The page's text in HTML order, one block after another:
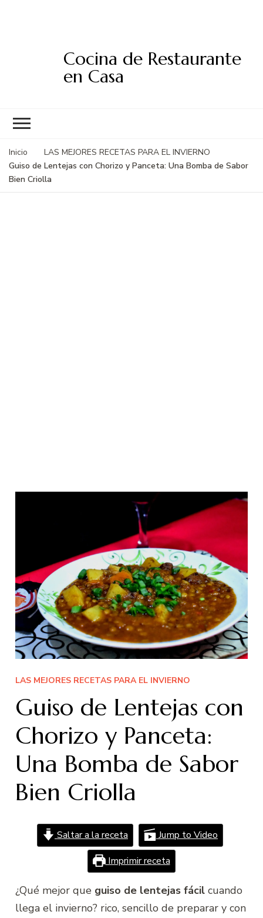
Cocina de Restaurante
en Casa
Inicio
LAS MEJORES RECETAS PARA EL INVIERNO
Guiso de Lentejas con Chorizo y Panceta: Una Bomba de Sabor
Bien Criolla
LAS MEJORES RECETAS PARA EL INVIERNO
Guiso de Lentejas con
Chorizo y Panceta:
Una Bomba de Sabor
Bien Criolla
Saltar a la receta
Jump to Video
Imprimir receta
¿Qué mejor que guiso de lentejas fácil cuando
llega el invierno? rico, sencillo de preparar y con